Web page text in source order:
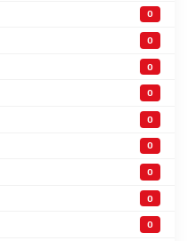
0
0
0
0
0
0
0
0
0